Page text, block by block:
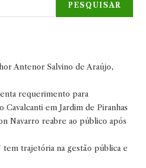
PESQUISAR
Antenor Salvino de Araújo,
requerimento para
em Jardim de Piranhas
Navarro reabre ao público após
trajetória na gestão pública e